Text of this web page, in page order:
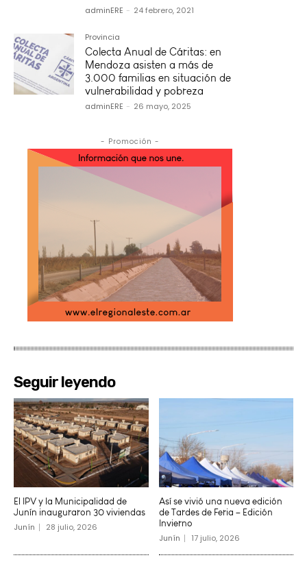
adminERE - 24 febrero, 2021
Provincia
Colecta Anual de Cáritas: en
Mendoza asisten a más de
3.000 familias en situación de
vulnerabilidad y pobreza
adminERE - 26 mayo, 2025
- Promoción -
Seguir leyendo
El IPV y la Municipalidad de
Junín inauguraron 30 viviendas
Junín 28 julio, 2026
Así se vivió una nueva edición
de Tardes de Feria – Edición
Invierno
Junín 17 julio, 2026